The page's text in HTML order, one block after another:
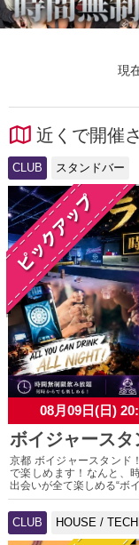
現
近くで開催
CLUB スタンドバー
08月09日(日)
ボイジャース
京都 ボイジャースタンド
で楽しめます！なんと、
出会いが全て楽しめる“ボ
CLUB HOUSE /